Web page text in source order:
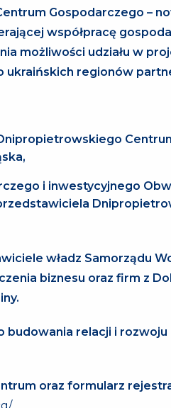
Gospodarczego –
współpracę
możliwości udziału w
ukraińskich regionów
i inwestycyjnego
władz Samorządu
biznesu oraz firm z
relacji i
oraz formularz